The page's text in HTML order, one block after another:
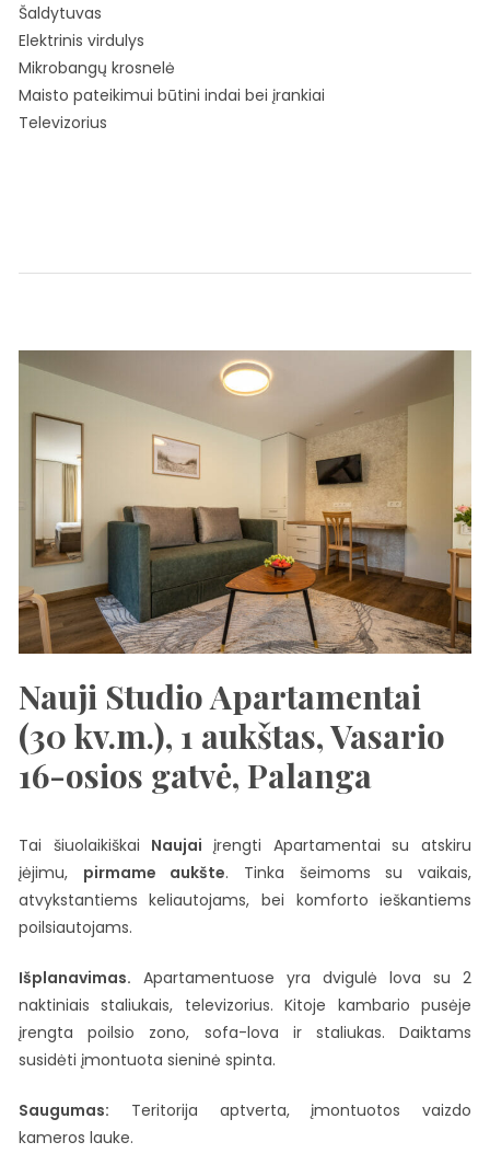
Šaldytuvas
Elektrinis virdulys
Mikrobangų krosnelė
Maisto pateikimui būtini indai bei įrankiai
Televizorius
Nauji Studio Apartamentai
(30 kv.m.), 1 aukštas, Vasario
16-osios gatvė, Palanga
Tai šiuolaikiškai Naujai įrengti Apartamentai su atskiru
įėjimu, pirmame aukšte. Tinka šeimoms su vaikais,
atvykstantiems keliautojams, bei komforto ieškantiems
poilsiautojams.
Išplanavimas. Apartamentuose yra dvigulė lova su 2
naktiniais staliukais, televizorius. Kitoje kambario pusėje
įrengta poilsio zono, sofa-lova ir staliukas. Daiktams
susidėti įmontuota sieninė spinta.
Saugumas: Teritorija aptverta, įmontuotos vaizdo
kameros lauke.